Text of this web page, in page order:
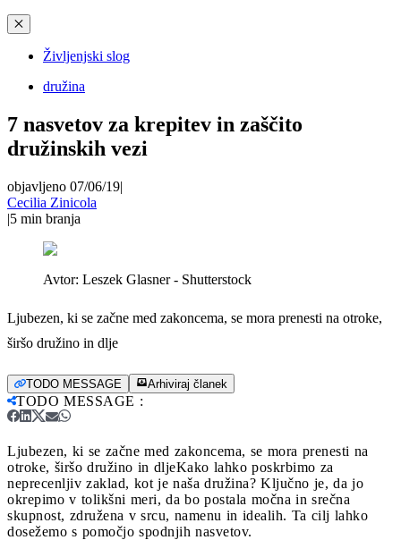
✕
Življenjski slog
družina
7 nasvetov za krepitev in zaščito
družinskih vezi
objavljeno 07/06/19|
Cecilia Zinicola
|5 min branja
Avtor: Leszek Glasner - Shutterstock
Ljubezen, ki se začne med zakoncema, se mora prenesti na otroke,
širšo družino in dlje
TODO MESSAGE Arhiviraj članek
TODO MESSAGE :
Ljubezen, ki se začne med zakoncema, se mora prenesti na
otroke, širšo družino in dljeKako lahko poskrbimo za
neprecenljiv zaklad, kot je naša družina? Ključno je, da jo
okrepimo v tolikšni meri, da bo postala močna in srečna
skupnost, združena v srcu, namenu in idealih. Ta cilj lahko
dosežemo s pomočjo spodnjih nasvetov.